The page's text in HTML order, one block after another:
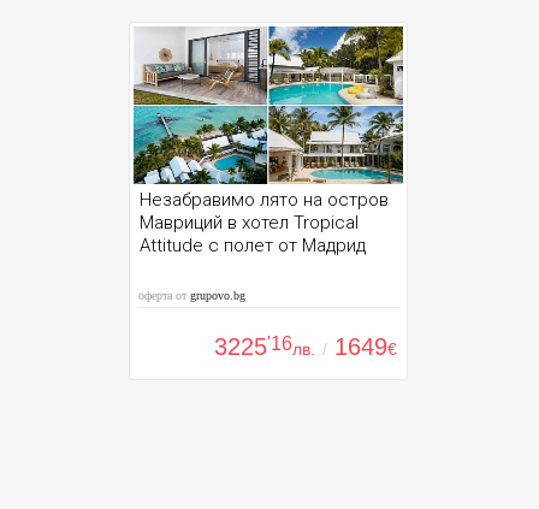
Незабравимо лято на остров
Мавриций в хотел Tropical
Attitude с полет от Мадрид
оферта отgrupovo.bg
3225'16лв. / 1649€